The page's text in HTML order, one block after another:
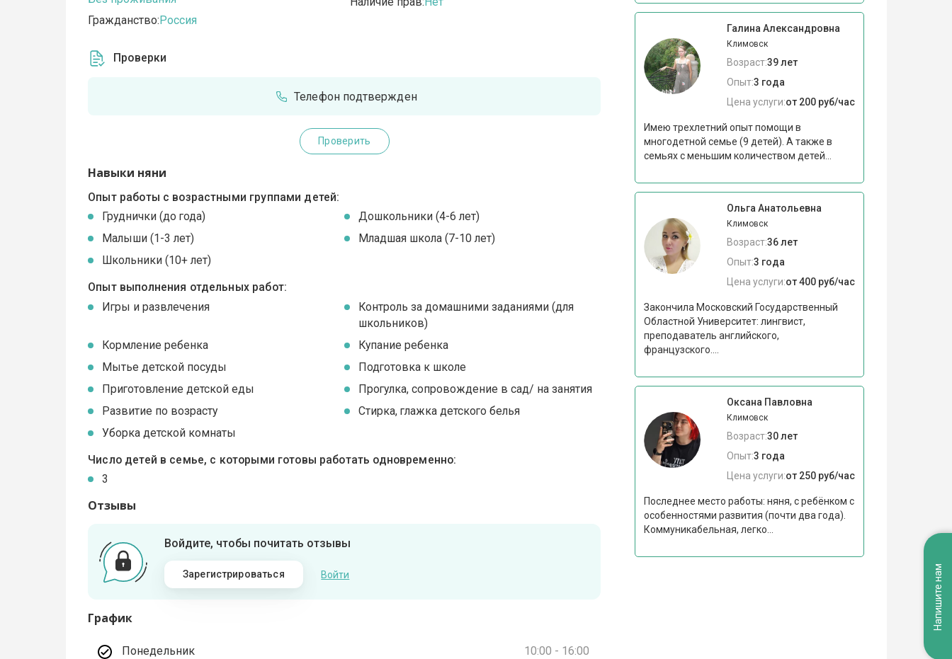
Гражданство:Россия
Проверки
Телефон подтвержден
Проверить
Навыки няни
Опыт работы с возрастными группами детей:
Груднички (до года)
Дошкольники (4-6 лет)
Малыши (1-3 лет)
Младшая школа (7-10 лет)
Школьники (10+ лет)
Опыт выполнения отдельных работ:
Игры и развлечения
Контроль за домашними заданиями (для
школьников)
Кормление ребенка
Купание ребенка
Мытье детской посуды
Подготовка к школе
Приготовление детской еды
Прогулка, сопровождение в сад/ на занятия
Развитие по возрасту
Стирка, глажка детского белья
Уборка детской комнаты
Число детей в семье, с которыми готовы работать одновременно:
3
Отзывы
Войдите, чтобы почитать отзывы
Зарегистрироваться Войти
График
Понедельник 10:00 - 16:00
Галина Александровна
Климовск
Возраст:39 лет
Опыт:3 года
Цена услуги:от 200 руб/час
Имею трехлетний опыт помощи в
многодетной семье (9 детей). А также в
семьях с меньшим количеством детей...
Ольга Анатольевна
Климовск
Возраст:36 лет
Опыт:3 года
Цена услуги:от 400 руб/час
Закончила Московский Государственный
Областной Университет: лингвист,
преподаватель английского,
французского....
Оксана Павловна
Климовск
Возраст:30 лет
Опыт:3 года
Цена услуги:от 250 руб/час
Последнее место работы: няня, с ребёнком с
особенностями развития (почти два года).
Коммуникабельная, легко...
Напишите нам